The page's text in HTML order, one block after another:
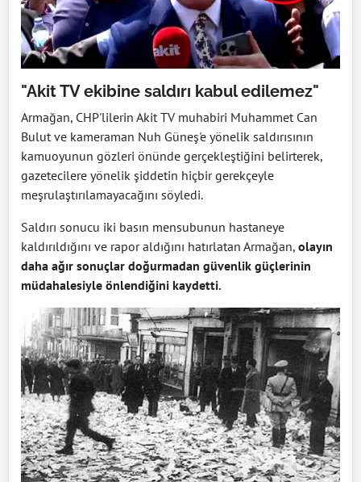
"Akit TV ekibine saldırı kabul edilemez"
Armağan, CHP'lilerin Akit TV muhabiri Muhammet Can
Bulut ve kameraman Nuh Güneş'e yönelik saldırısının
kamuoyunun gözleri önünde gerçekleştiğini belirterek,
gazetecilere yönelik şiddetin hiçbir gerekçeyle
meşrulaştırılamayacağını söyledi.
Saldırı sonucu iki basın mensubunun hastaneye
kaldırıldığını ve rapor aldığını hatırlatan Armağan, olayın
daha ağır sonuçlar doğurmadan güvenlik güçlerinin
müdahalesiyle önlendiğini kaydetti.